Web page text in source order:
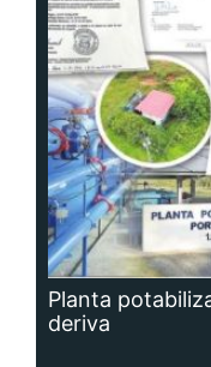
Planta
deriva